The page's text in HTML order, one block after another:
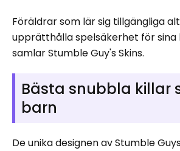
Föräldrar som lär sig tillgängliga
upprätthålla spelsäkerhet för sina
samlar Stumble Guy's Skins.
Bästa snubbla killar
barn
De unika designen av Stumble